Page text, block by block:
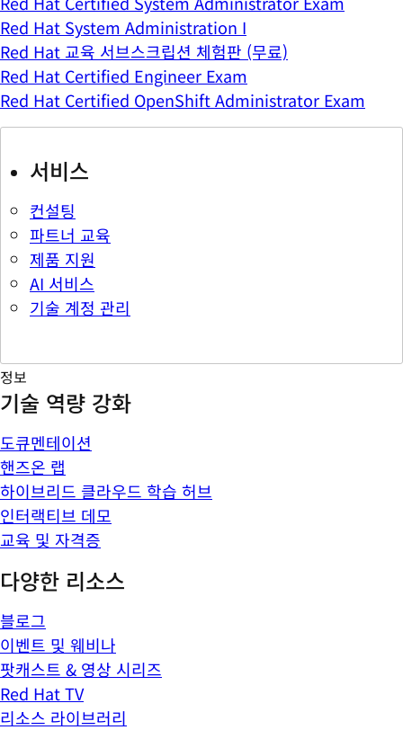
Red Hat System Administration I
Red Hat 교육 서브스크립션 체험판 (무료)
Red Hat Certified Engineer Exam
Red Hat Certified OpenShift Administrator Exam
서비스
컨설팅
파트너 교육
제품 지원
AI 서비스
기술 계정 관리
정보
기술 역량 강화
도큐멘테이션
핸즈온 랩
하이브리드 클라우드 학습 허브
인터랙티브 데모
교육 및 자격증
다양한 리소스
블로그
이벤트 및 웨비나
팟캐스트 & 영상 시리즈
Red Hat TV
리소스 라이브러리